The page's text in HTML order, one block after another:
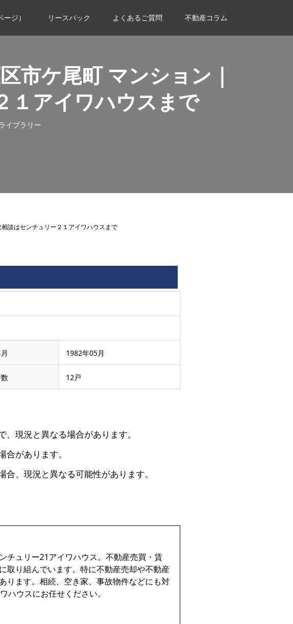
ジ） リースバック よくあるご質問 不動産コラム
市ケ尾町 マンション｜
１アイワハウスまで
イブラリー
談はセンチュリー２１アイワハウスまで
1982年05月
12戸
現況と異なる場合があります。
があります。
、現況と異なる可能性があります。
チュリー21アイワハウス。不動産売買・賃
取り組んでいます。特に不動産売却や不動産
ります。相続、空き家、事故物件などにも対
ハウスにお任せください。